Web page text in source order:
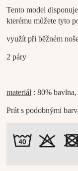
Tento model
kterému můžete tyto
využít při běžném
2 páry
materiál : 80%
Prát s podobnými